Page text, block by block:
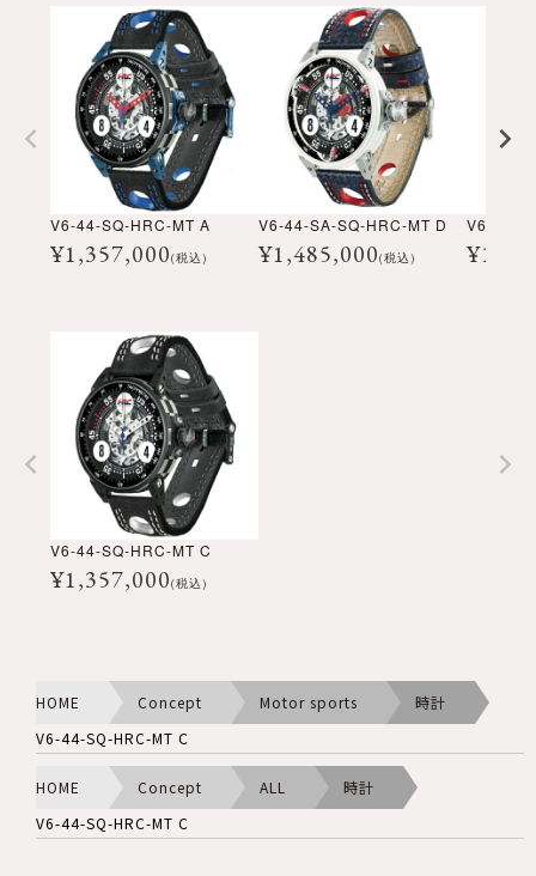
V6-44-SQ-HRC-MT A
¥1,357,000(税込)
V6-44-SA-SQ-HRC-MT D
¥1,485,000(税込)
V6-44-
¥
V6-44-SQ-HRC-MT C
¥1,357,000(税込)
HOME Concept Motor sports
時計
V6-44-SQ-HRC-MT C
HOME Concept ALL
時計
V6-44-SQ-HRC-MT C